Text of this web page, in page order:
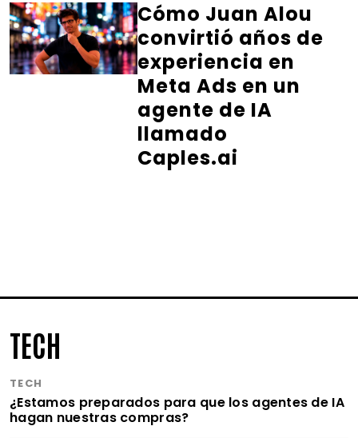
Cómo Juan Alou
convirtió años de
experiencia en
Meta Ads en un
agente de IA
llamado
Caples.ai
TECH
TECH
¿Estamos preparados para que los agentes de IA
hagan nuestras compras?